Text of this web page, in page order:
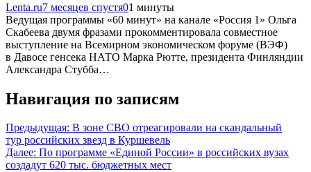
Lenta.ru7 месяцев спустя01 минуты
Ведущая программы «60 минут» на канале «Россия 1» Ольга
Скабеева двумя фразами прокомментировала совместное
выступление на Всемирном экономическом форуме (ВЭФ)
в Давосе генсека НАТО Марка Рютте, президента Финляндии
Александра Стубба…
Навигация по записям
Предыдущая: В зоне СВО отреагировали на скандальный
тур российских звезд в Куршевель
Далее: По программе «Единой России» в российских вузах
создадут 620 тыс. бюджетных мест